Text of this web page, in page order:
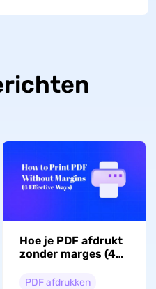
Hoe je PDF afdrukt
zonder marges (4
manieren)
PDF afdrukken